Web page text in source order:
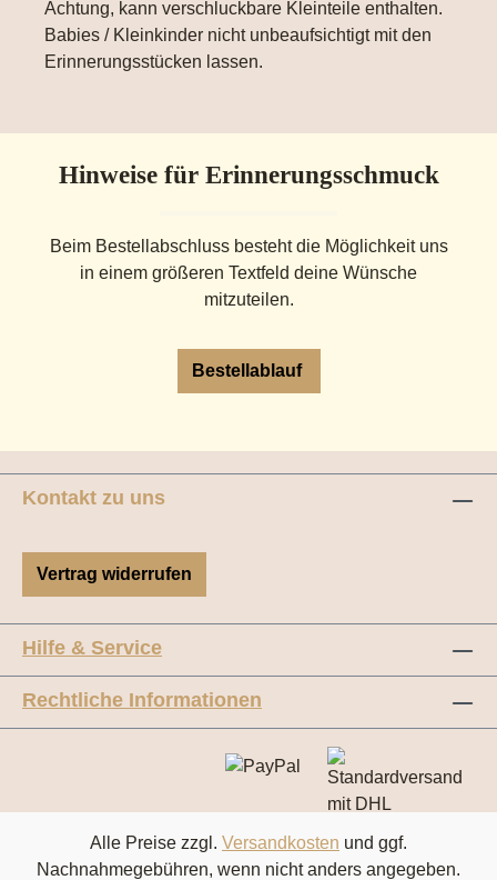
Achtung, kann verschluckbare Kleinteile enthalten.
Babies / Kleinkinder nicht unbeaufsichtigt mit den
Erinnerungsstücken lassen.
Hinweise für Erinnerungsschmuck
Beim Bestellabschluss besteht die Möglichkeit uns
in einem größeren Textfeld deine Wünsche
mitzuteilen.
Bestellablauf
Kontakt zu uns
Vertrag widerrufen
Hilfe & Service
Rechtliche Informationen
Alle Preise zzgl. Versandkosten und ggf.
Nachnahmegebühren, wenn nicht anders angegeben.